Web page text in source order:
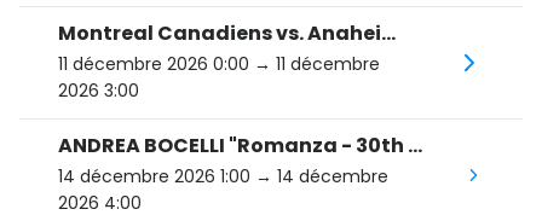
Montreal Canadiens vs. Anaheim Ducks
11 décembre 2026 0:00 → 11 décembre
2026 3:00
ANDREA BOCELLI "Romanza - 30th Anniversary World Tour"
14 décembre 2026 1:00 → 14 décembre
2026 4:00